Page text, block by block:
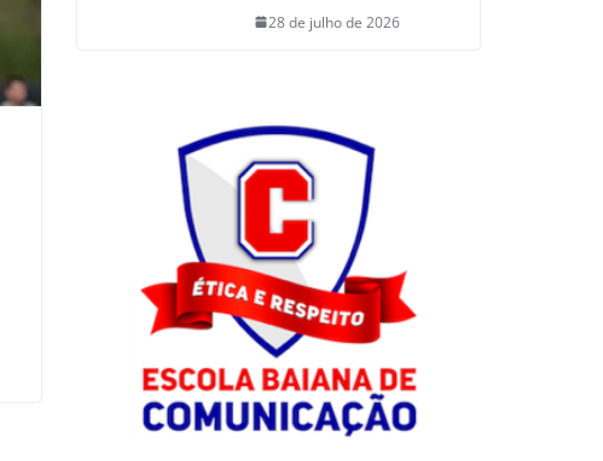
28 de julho de 2026